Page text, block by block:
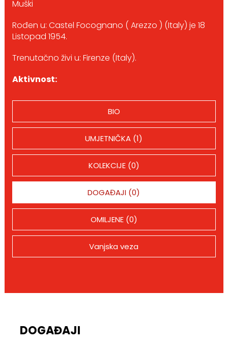
Muški
Rođen u: Castel Focognano ( Arezzo ) (Italy) je 18
Listopad 1954.
Trenutačno živi u: Firenze (Italy).
Aktivnost:
BIO
UMJETNIČKA (1)
KOLEKCIJE (0)
DOGAĐAJI (0)
OMILJENE (0)
Vanjska veza
DOGAĐAJI